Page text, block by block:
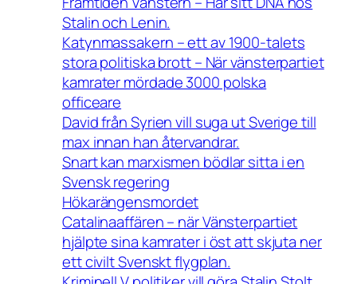
Stalin och Lenin.
Katynmassakern – ett av 1900-talets
stora politiska brott – När vänsterpartiet
kamrater mördade 3000 polska
officeare
David från Syrien vill suga ut Sverige till
max innan han återvandrar.
Snart kan marxismen bödlar sitta i en
Svensk regering
Hökarängensmordet
Catalinaaffären – när Vänsterpartiet
hjälpte sina kamrater i öst att skjuta ner
ett civilt Svenskt flygplan.